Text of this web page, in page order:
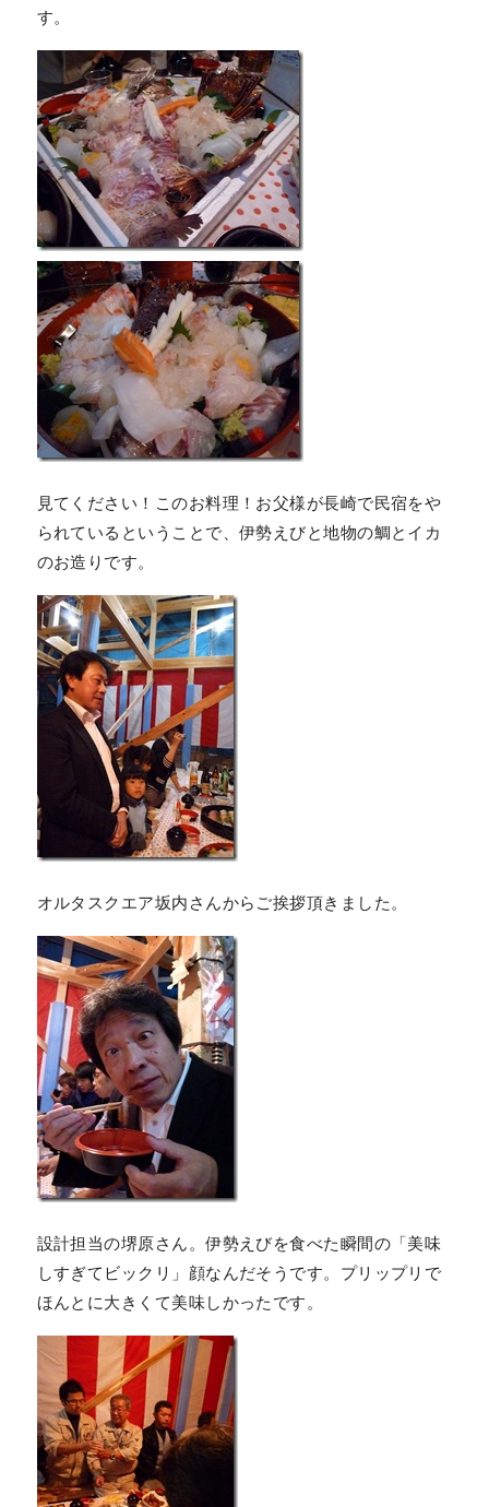
す。
見てください！このお料理！お父様が長崎で民宿をや
られているということで、伊勢えびと地物の鯛とイカ
のお造りです。
オルタスクエア坂内さんからご挨拶頂きました。
設計担当の堺原さん。伊勢えびを食べた瞬間の「美味
しすぎてビックリ」顔なんだそうです。プリップリで
ほんとに大きくて美味しかったです。